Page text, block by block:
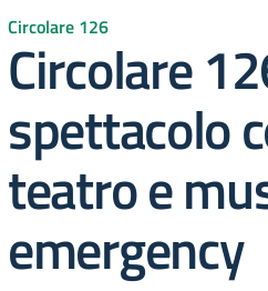
Circolare 126
Circolare
spettacolo
teatro e
emergency